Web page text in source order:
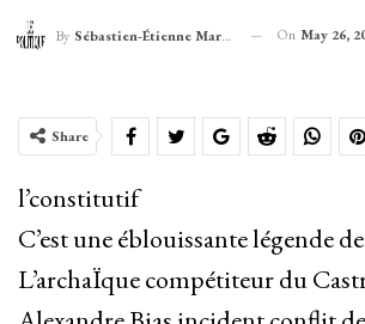
By Sébastien-Étienne Marechal On May 26,
Share
l’constitutif
C’est une éblouissante légende
L’archaÏque compétiteur du